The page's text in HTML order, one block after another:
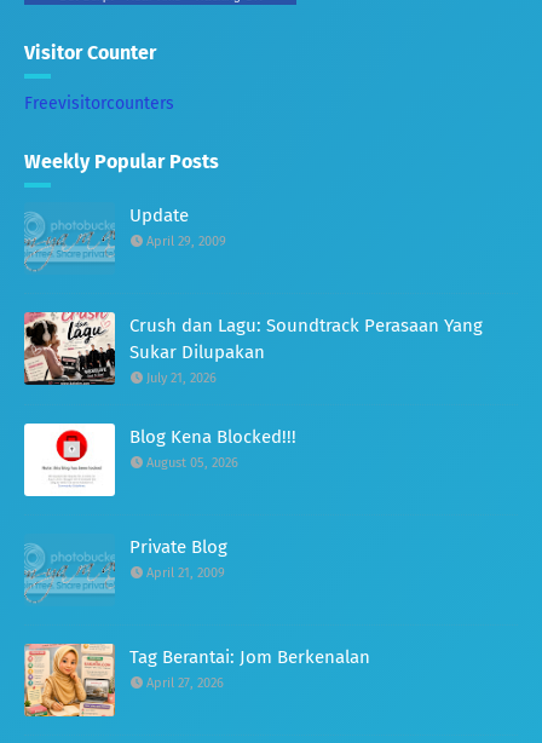
Visitor Counter
Freevisitorcounters
Weekly Popular Posts
Update
April 29, 2009
Crush dan Lagu: Soundtrack Perasaan Yang
Sukar Dilupakan
July 21, 2026
Blog Kena Blocked!!!
August 05, 2026
Private Blog
April 21, 2009
Tag Berantai: Jom Berkenalan
April 27, 2026